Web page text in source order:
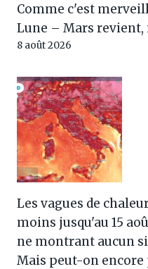
Comme c'est
Lune – Mars
8 août 2026
Les vagues de
moins jusqu'au 15
ne montrant aucun
Mais peut-on encore